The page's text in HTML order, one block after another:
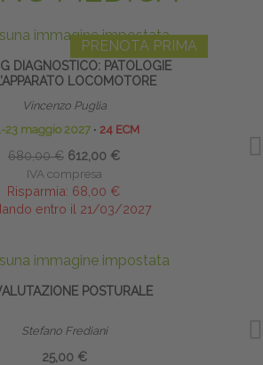
PRENOTA PRIMA
DIAGNOSTICO: PATOLOGIE
LOCOMOTORE
Vincenzo Puglia
23 maggio 2027 ∙ 24 ECM
680,00 € 612,00 €
IVA compresa
Risparmia: 68,00 €
entro il 21/03/2027
POSTURALE
Stefano Frediani
25,00 €